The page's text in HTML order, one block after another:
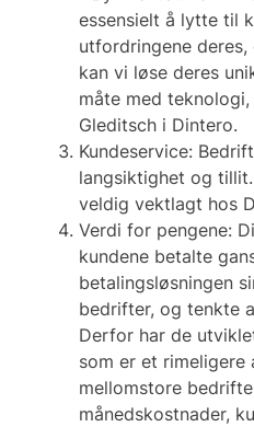
essensielt å lytte til
utfordringene
kan vi løse deres
måte med
Gleditsch i Dintero.
Kundeservice:
langsiktighet og
veldig vektlagt hos
Verdi for pengene:
kundene betalte
betalingsløsningen
bedrifter, og tenkte
Derfor har de
som er et
mellomstore
månedskostnader,